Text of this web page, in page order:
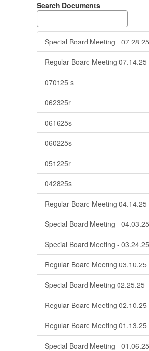
Search Documents
Special Board Meeting - 07.28.25
Regular Board Meeting 07.14.25
070125 s
062325r
061625s
060225s
051225r
042825s
Regular Board Meeting 04.14.25
Special Board Meeting - 04.03.25
Special Board Meeting - 03.24.25
Regular Board Meeting 03.10.25
Special Board Meeting 02.25.25
Regular Board Meeting 02.10.25
Regular Board Meeting 01.13.25
Special Board Meeting - 01.06.25